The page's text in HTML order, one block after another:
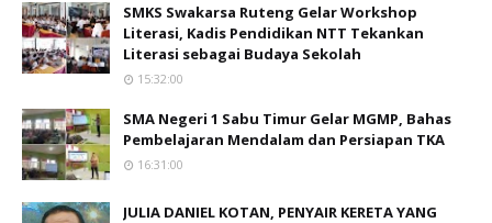
SMKS Swakarsa Ruteng Gelar Workshop
Literasi, Kadis Pendidikan NTT Tekankan
Literasi sebagai Budaya Sekolah
15:32:00
SMA Negeri 1 Sabu Timur Gelar MGMP, Bahas
Pembelajaran Mendalam dan Persiapan TKA
16:31:00
JULIA DANIEL KOTAN, PENYAIR KERETA YANG